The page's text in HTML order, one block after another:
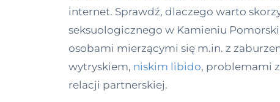
internet. Sprawdź, dlaczego warto
seksuologicznego w Kamieniu
osobami mierzącymi się m.in. z
wytryskiem, niskim libido, problemami
relacji partnerskiej.